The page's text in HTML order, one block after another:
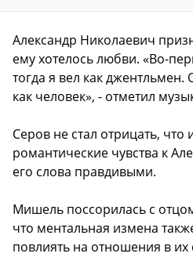
Александр Николаевич
ему хотелось любви. «Во-
тогда я вел как
как человек», - отметил
Серов не стал отрицать, что
романтические чувства к
его слова правдивыми.
Мишель поссорилась с
что ментальная измена
повлиять на отношения в их